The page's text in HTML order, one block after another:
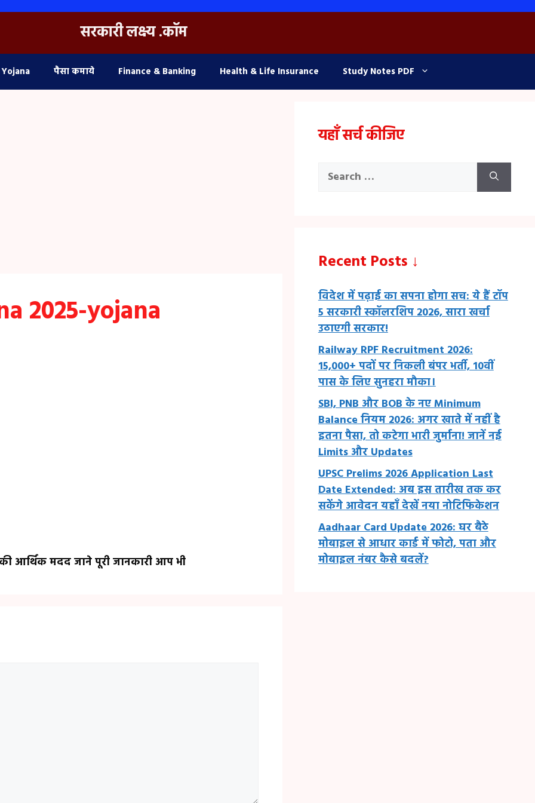
सरकारी लक्ष्य .कॉम
पैसा कमाये Finance & Banking Health & Life Insurance Study Notes PDF
2025-yojana
आर्थिक मदद जाने पूरी जानकारी आप भी
यहाँ सर्च कीजिए
Search
Recent Posts ↓
विदेश में पढ़ाई का सपना होगा सच: ये हैं टॉप
5 सरकारी स्कॉलरशिप 2026, सारा खर्चा
उठाएगी सरकार!
Railway RPF Recruitment 2026:
15,000+ पदों पर निकली बंपर भर्ती, 10वीं
पास के लिए सुनहरा मौका।
SBI, PNB और BOB के नए Minimum
Balance नियम 2026: अगर खाते में नहीं है
इतना पैसा, तो कटेगा भारी जुर्माना! जानें नई
Limits और Updates
UPSC Prelims 2026 Application Last
Date Extended: अब इस तारीख तक कर
सकेंगे आवेदन यहाँ देखें नया नोटिफिकेशन
Aadhaar Card Update 2026: घर बैठे
मोबाइल से आधार कार्ड में फोटो, पता और
मोबाइल नंबर कैसे बदलें?